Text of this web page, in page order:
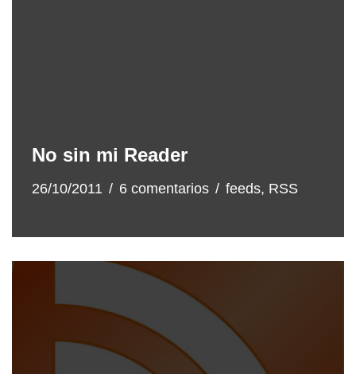
No sin mi Reader
26/10/2011 6 comentarios feeds, RSS